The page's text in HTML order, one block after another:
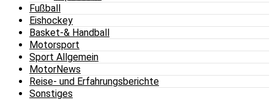
Fußball
Eishockey
Basket-& Handball
Motorsport
Sport Allgemein
MotorNews
Reise- und Erfahrungsberichte
Sonstiges